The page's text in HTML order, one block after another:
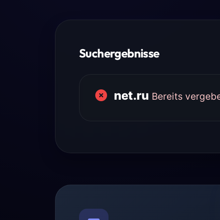
Suchergebnisse
net.ru Bereits